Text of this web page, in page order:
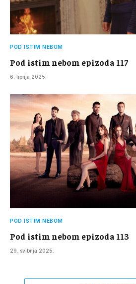
POD ISTIM NEBOM
Pod istim nebom epizoda 117
6. lipnja 2025.
POD ISTIM NEBOM
Pod istim nebom epizoda 113
29. svibnja 2025.